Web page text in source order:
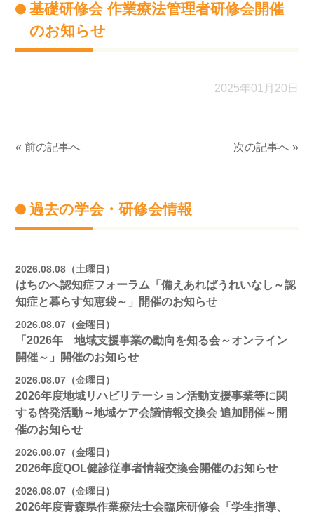
基礎研修会 作業療法管理者研修会開催
のお知らせ
2025年01月20日
« 前の記事へ 次の記事へ »
過去の学会・研修会情報
2026.08.08（土曜日）
はちのへ認知症フォーラム「備えあればうれいなし～認
知症と暮らす知恵袋～」開催のお知らせ
2026.08.07（金曜日）
「2026年 地域支援事業の動向を知る会～オンライン
開催～」開催のお知らせ
2026.08.07（金曜日）
2026年度地域リハビリテーション活動支援事業等に関
する啓発活動～地域ケア会議情報交換会 追加開催～開
催のお知らせ
2026.08.07（金曜日）
2026年度QOL健診従事者情報交換会開催のお知らせ
2026.08.07（金曜日）
2026年度青森県作業療法士会臨床研修会「学生指導、